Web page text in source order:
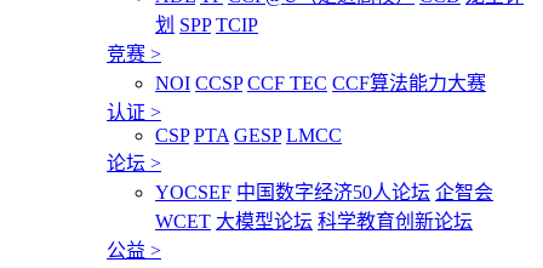
划 SPP TCIP
竞赛 >
NOI CCSP CCF TEC CCF算法能力大赛
认证 >
CSP PTA GESP LMCC
论坛 >
YOCSEF 中国数字经济50人论坛 企智会
WCET 大模型论坛 科学教育创新论坛
公益 >